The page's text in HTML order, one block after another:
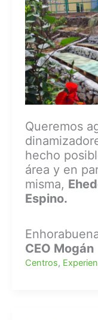
Queremos
hecho
área y en
misma,
Espino.
CEO Mogán
Centros,